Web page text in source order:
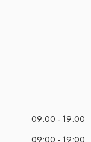
09:00 - 19:00
09:00 - 19:00